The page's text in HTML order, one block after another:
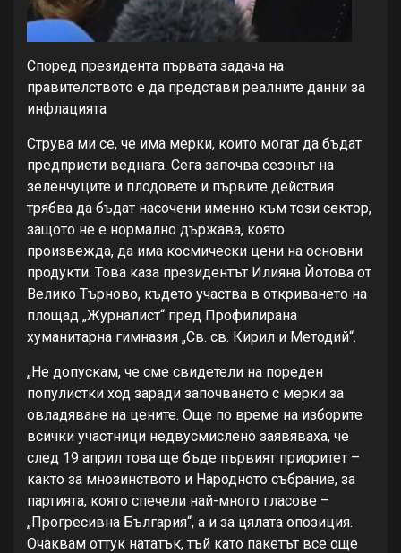
Според президента първата задача на
правителството е да представи реалните данни за
инфлацията
Струва ми се, че има мерки, които могат да бъдат
предприети веднага. Сега започва сезонът на
зеленчуците и плодовете и първите действия
трябва да бъдат насочени именно към този сектор,
защото не е нормално държава, която
произвежда, да има космически цени на основни
продукти. Това каза президентът Илияна Йотова от
Велико Търново, където участва в откриването на
площад „Журналист“ пред Профилирана
хуманитарна гимназия „Св. св. Кирил и Методий“.
„Не допускам, че сме свидетели на пореден
популистки ход заради започването с мерки за
овладяване на цените. Още по време на изборите
всички участници недвусмислено заявяваха, че
след 19 април това ще бъде първият приоритет –
както за мнозинството и Народното събрание, за
партията, която спечели най-много гласове –
„Прогресивна България“, а и за цялата опозиция.
Очаквам оттук нататък, тъй като пакетът все още